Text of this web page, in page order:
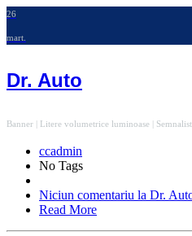
26
mart.
Dr. Auto
Banner | Litere volumetrice luminoase |
ccadmin
No Tags
Niciun comentariu la Dr.
Read More